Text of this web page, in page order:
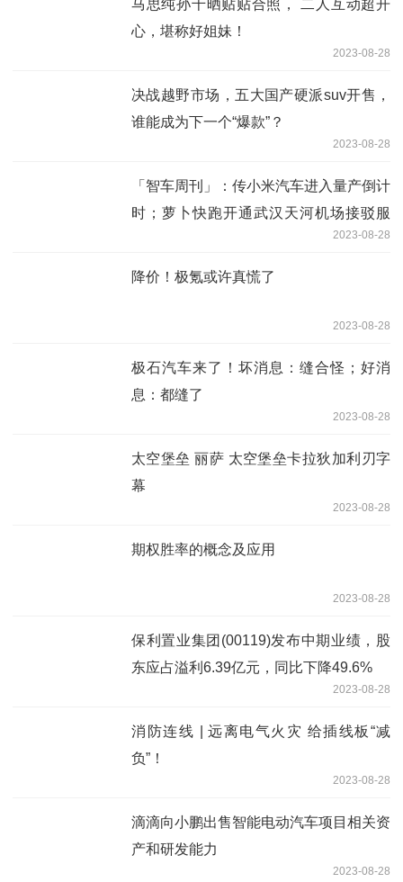
马思纯孙千晒贴贴合照， 二人互动超开
心，堪称好姐妹！
2023-08-28
决战越野市场，五大国产硬派suv开售，
谁能成为下一个“爆款”？
2023-08-28
「智车周刊」：传小米汽车进入量产倒计
时；萝卜快跑开通武汉天河机场接驳服
务；禾赛纯固态激光雷达ft120在极石01
上首发上车
2023-08-28
降价！极氪或许真慌了
2023-08-28
极石汽车来了！坏消息：缝合怪；好消
息：都缝了
2023-08-28
太空堡垒 丽萨 太空堡垒卡拉狄加利刃字
幕
2023-08-28
期权胜率的概念及应用
2023-08-28
保利置业集团(00119)发布中期业绩，股
东应占溢利6.39亿元，同比下降49.6%
2023-08-28
消防连线 | 远离电气火灾 给插线板“减
负”！
2023-08-28
滴滴向小鹏出售智能电动汽车项目相关资
产和研发能力
2023-08-28